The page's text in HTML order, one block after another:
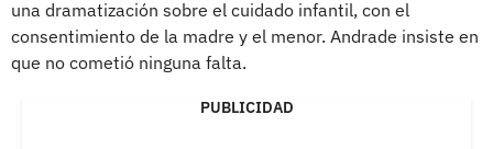
una dramatización sobre el cuidado infantil, con el
consentimiento de la madre y el menor. Andrade insiste en
que no cometió ninguna falta.
PUBLICIDAD